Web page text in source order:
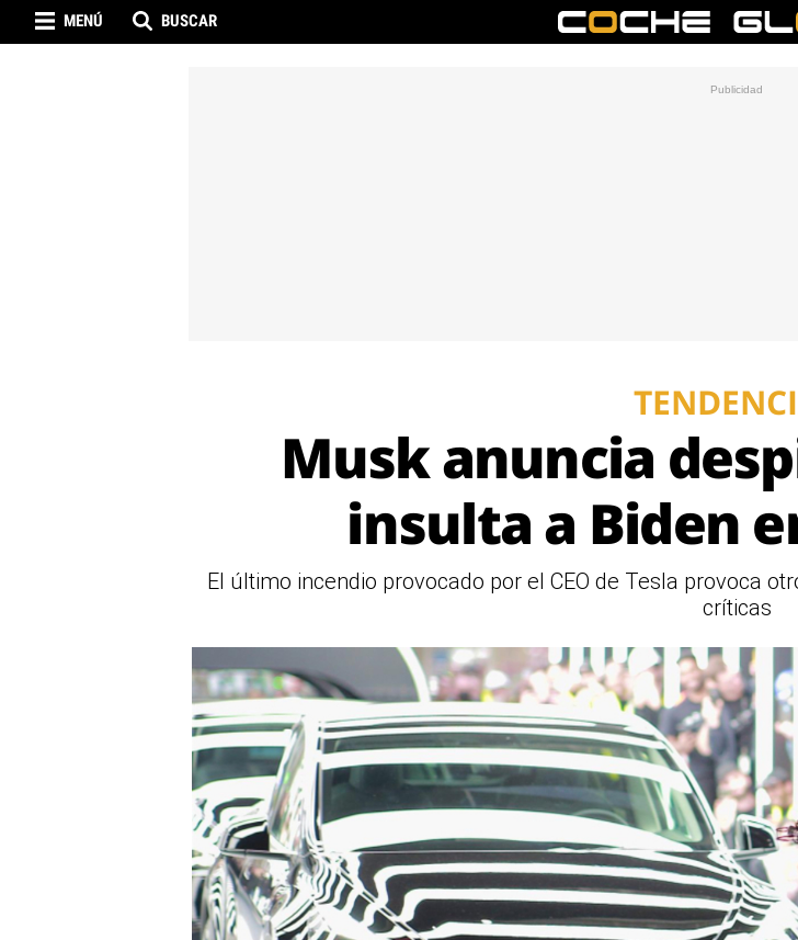
MENÚ BUSCAR
Musk anuncia
insulta a Biden
El último incendio provocado por el CEO de Tesla provoca
críticas